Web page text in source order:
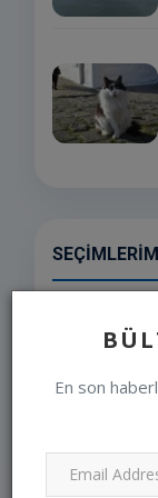
En son